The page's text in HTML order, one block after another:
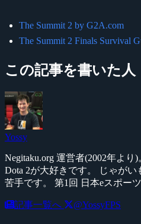
The Summit 2 by G2A.com
The Summit 2 Finals Survival
この記事を書いた人
Yossy
Negitaku.org 運営者(2002年より)
Dota 2が大好きです。 じゃが
苦手です。 第1回 日本eスポー
記事一覧へ @YossyFPS